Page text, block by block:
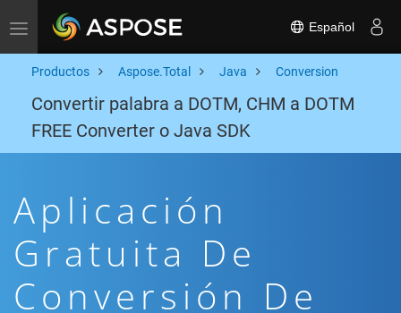
Toggle navigation Español
Productos Aspose.Total Java Conversion
Convertir palabra a DOTM, CHM a DOTM
FREE Converter o Java SDK
Aplicación
Gratuita De
Conversión De